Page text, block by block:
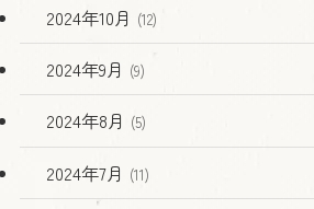
2024年10月 (12)
2024年9月 (9)
2024年8月 (5)
2024年7月 (11)